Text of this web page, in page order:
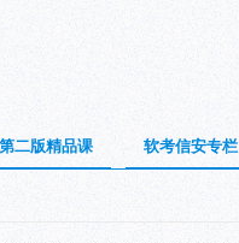
二版精品课 软考信安专栏